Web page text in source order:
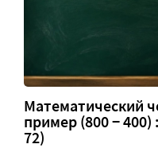
Математический
пример (800 − 400)
72)